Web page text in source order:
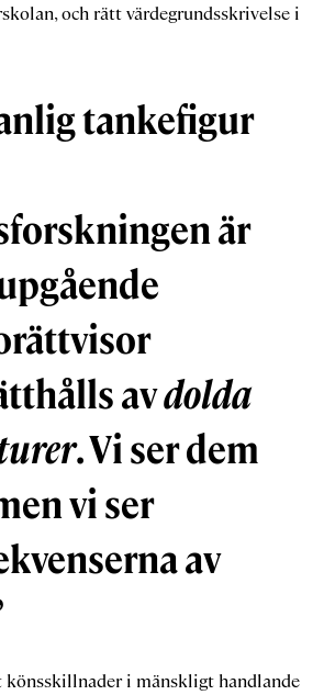
och rätt värdegrundsskrivelse i
tankefigur
är
avdolda
. Vi ser dem
vi ser
av
i mänskligt handlande